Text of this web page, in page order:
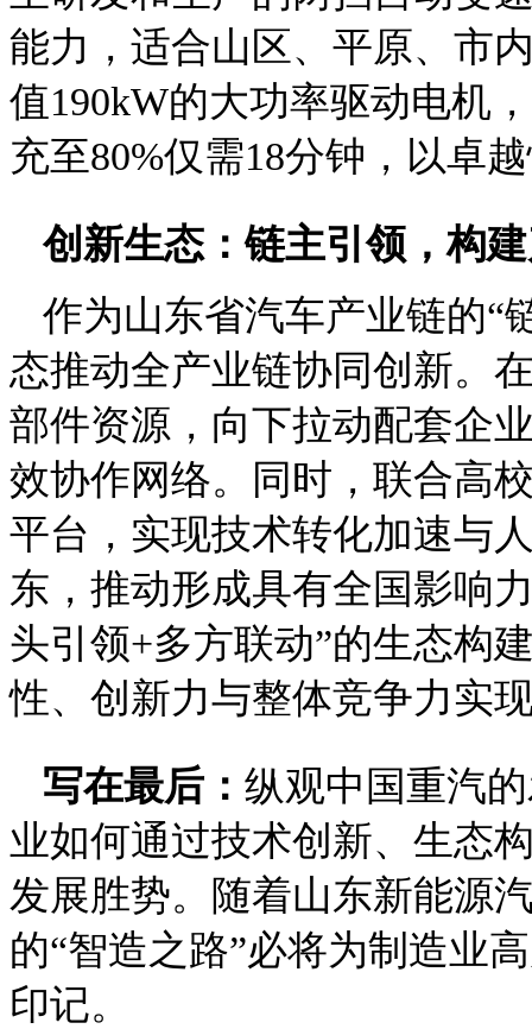
能力，适合山区、平原、市
值190kW的大功率驱动电机
充至80%仅需18分钟，以卓
创新生态：链主引领，构
作为山东省汽车产业链的“
态推动全产业链协同创新。
部件资源，向下拉动配套企
效协作网络。同时，联合高
平台，实现技术转化加速与
东，推动形成具有全国影响
头引领+多方联动”的生态构
性、创新力与整体竞争力实
写在最后： 纵观中国重汽
业如何通过技术创新、生态
发展胜势。随着山东新能源
的“智造之路”必将为制造业
印记。